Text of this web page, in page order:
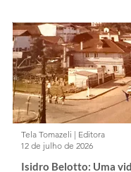
guerra.
Tela Tomazeli | Editora
12 de julho de 2026
Isidro Belotto: Uma